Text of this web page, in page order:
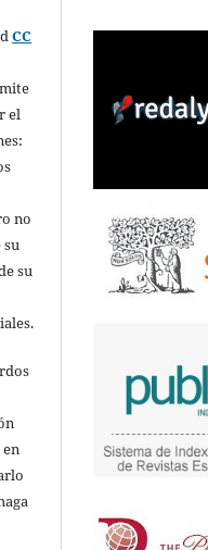
CC
el
no
su
su